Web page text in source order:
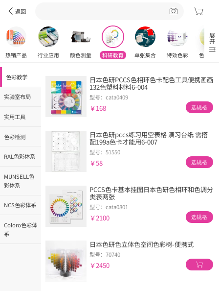
返回
热销产品 行业应用 颜色测量 科研教育 单张集合 特效色彩 色彩工
展开
色彩教学
实验室布局
实用工具
色彩检测
RAL色彩体系
MUNSELL色
彩体系
NCS色彩体系
Coloro色彩体
系
日本色研PCCS色相环色卡配色工具便携画画
132色塑料材料6-004
型号：cata0409
￥168 选规格
日本色研pccs练习用空表格 演习台纸 需搭
配199a色卡才能用6-007
型号：51550
￥58 选规格
PCCS色卡基本挂图日本色研色相环和色调分
类表两张
型号：cata0801
￥2100 选规格
日本色研色立体色空间色彩树-便携式
型号：70740
￥2450